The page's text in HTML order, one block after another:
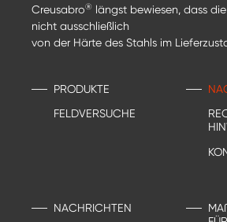
Creusabro® längst bewiesen, dass
nicht ausschließlich
von der Härte des Stahls im
PRODUKTE
FELDVERSUCHE
NACHRICHTEN